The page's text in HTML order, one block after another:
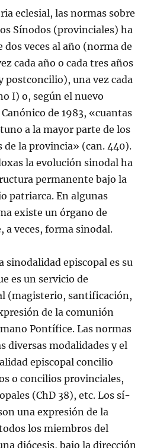
eclesial, las normas sobre
Sí­nodos (provinciales) ha
dos veces al año (norma de
cada año o cada tres años
postconcilio), una vez cada
I) o, según el nuevo
de 1983, «cuantas
a la mayor parte de los
de la provincia» (can. 440).
la evolución sinodal ha
permanente bajo la
patriarca. En algunas
existe un órgano de
a veces, forma sinodal.
sinodalidad episcopal es su
es un servicio de
(magisterio, santificación,
de la comunión
Pontí­fice. Las normas
diversas modalidades y el
episcopal concilio
o concilios provinciales,
(ChD 38), etc. Los sí­
una expresión de la
los miembros del
diócesis, bajo la dirección